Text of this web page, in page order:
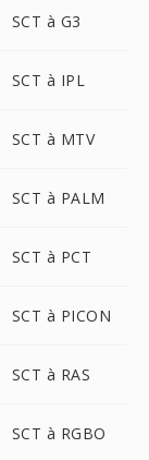
SCT à G3
SCT à IPL
SCT à MTV
SCT à PALM
SCT à PCT
SCT à PICON
SCT à RAS
SCT à RGBO